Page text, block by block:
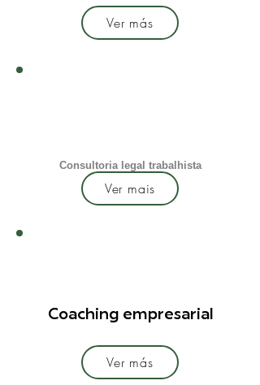
Ver más
Consultoria legal trabalhista
Ver mais
Coaching empresarial
Ver más